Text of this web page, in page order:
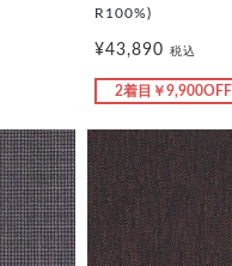
R100%)
¥43,890 税込
2着目￥9,900OFF